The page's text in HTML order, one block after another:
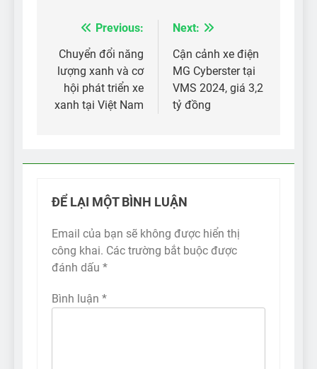
Điều
hướng
bài
viết
Previous:
Chuyển đổi năng
lượng xanh và cơ
hội phát triển xe
xanh tại Việt Nam
Next:
Cận cảnh xe điện
MG Cyberster tại
VMS 2024, giá 3,2
tỷ đồng
ĐỂ LẠI MỘT BÌNH LUẬN
Email của bạn sẽ không được hiển thị
công khai. Các trường bắt buộc được
đánh dấu *
Bình luận *